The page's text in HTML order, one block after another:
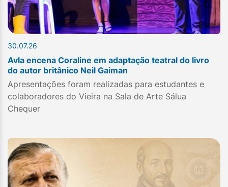
30.07.26
Avla encena Coraline em adaptação teatral do livro
do autor britânico Neil Gaiman
Apresentações foram realizadas para estudantes e
colaboradores do Vieira na Sala de Arte Sálua
Chequer